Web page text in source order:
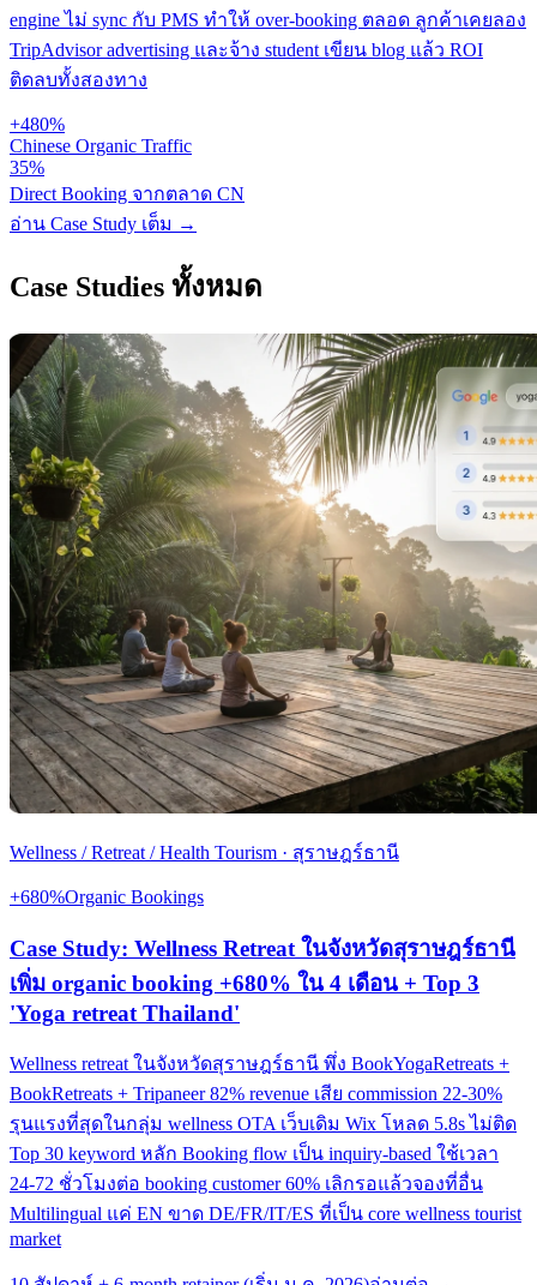
engine ไม่ sync กับ PMS ทำให้ over-booking ตลอด ลูกค้าเคยลอง
TripAdvisor advertising และจ้าง student เขียน blog แล้ว ROI
ติดลบทั้งสองทาง
+480%
Chinese Organic Traffic
35%
Direct Booking จากตลาด CN
อ่าน Case Study เต็ม →
Case Studies ทั้งหมด
Wellness / Retreat / Health Tourism · สุราษฎร์ธานี
+680%Organic Bookings
Case Study: Wellness Retreat ในจังหวัดสุราษฎร์ธานี
เพิ่ม organic booking +680% ใน 4 เดือน + Top 3
'Yoga retreat Thailand'
Wellness retreat ในจังหวัดสุราษฎร์ธานี พึ่ง BookYogaRetreats +
BookRetreats + Tripaneer 82% revenue เสีย commission 22-30%
รุนแรงที่สุดในกลุ่ม wellness OTA เว็บเดิม Wix โหลด 5.8s ไม่ติด
Top 30 keyword หลัก Booking flow เป็น inquiry-based ใช้เวลา
24-72 ชั่วโมงต่อ booking customer 60% เลิกรอแล้วจองที่อื่น
Multilingual แค่ EN ขาด DE/FR/IT/ES ที่เป็น core wellness tourist
market